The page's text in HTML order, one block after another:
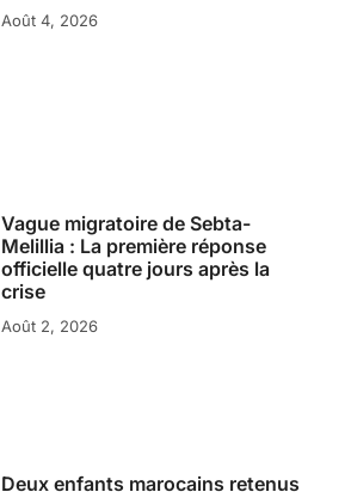
Août 4, 2026
Vague migratoire de Sebta-
Melillia : La première réponse
officielle quatre jours après la
crise
Août 2, 2026
Deux enfants marocains retenus